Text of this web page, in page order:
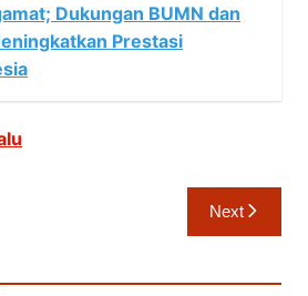
Dukungan BUMN dan
Prestasi
Next